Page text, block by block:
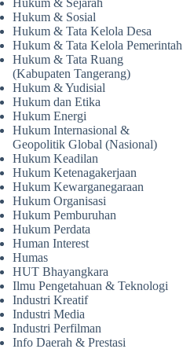
Hukum & Sejarah
Hukum & Sosial
Hukum & Tata Kelola Desa
Hukum & Tata Kelola Pemerintah
Hukum & Tata Ruang
(Kabupaten Tangerang)
Hukum & Yudisial
Hukum dan Etika
Hukum Energi
Hukum Internasional &
Geopolitik Global (Nasional)
Hukum Keadilan
Hukum Ketenagakerjaan
Hukum Kewarganegaraan
Hukum Organisasi
Hukum Pemburuhan
Hukum Perdata
Human Interest
Humas
HUT Bhayangkara
Ilmu Pengetahuan & Teknologi
Industri Kreatif
Industri Media
Industri Perfilman
Info Daerah & Prestasi